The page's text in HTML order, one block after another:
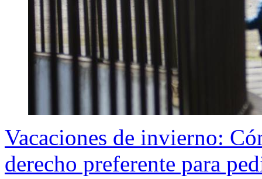
Vacaciones de invierno:
derecho preferente para